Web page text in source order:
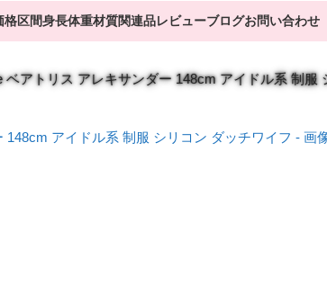
格区間身長体重材質関連品レビューブログお問い合わせ
ベアトリス アレキサンダー 148cm アイドル系 制服